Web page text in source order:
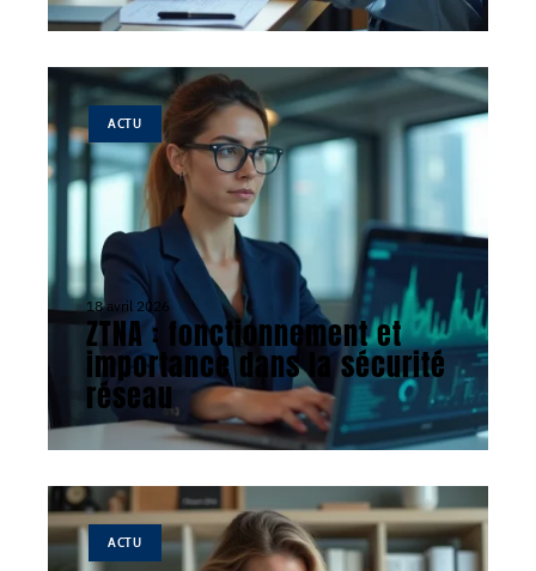
ACTU
18 avril 2026
ZTNA : fonctionnement et
importance dans la sécurité
réseau
ACTU